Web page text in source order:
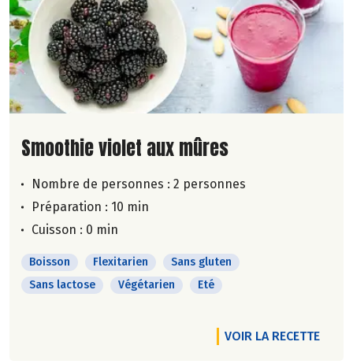
Lire la suite de la recette
Smoothie violet aux mûres
Nombre de personnes : 2 personnes
Préparation : 10 min
Cuisson : 0 min
Boisson Flexitarien
Sans gluten
Sans lactose
Végétarien Eté
VOIR LA RECETTE